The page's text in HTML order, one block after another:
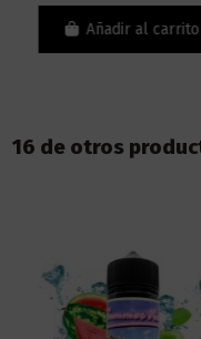
Añadir al carrito
16 de otros